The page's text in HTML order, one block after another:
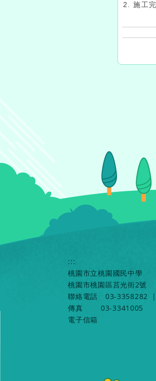
2. 施工
:::
桃園市立桃園國民中學
桃園市桃園區莒光街2號
聯絡電話
03-3358282
|
傳真
03-3341005
電子信箱